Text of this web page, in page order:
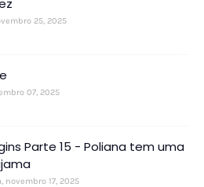
25, 2025
07, 2025
Parte 15 - Poliana tem uma
novembro 17, 2025